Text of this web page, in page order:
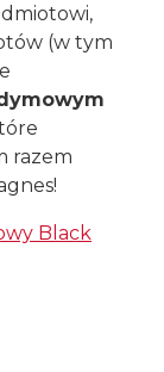
(w tym
razem
Black